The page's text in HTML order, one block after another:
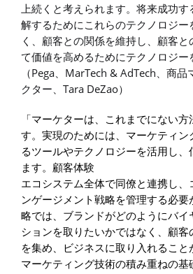
上続くと考えられます。将来成功
解するためにこれらのテクノロジー
く、顧客との関係を維持し、顧客
て価値を高めるためにテクノロジー
（Pega MarTech & AdTech 、商
クター、 Tara DeZao）
「マーケターは、これまでにない方
す。実現のためには、マーケティン
るツールやテクノロジーを活用し、
ます。顧客体験
エコシステム全体で同僚と連携し、
ンゲージメント戦略を管理する必
略では、ブランドがどのようにバイ
ションを取りたいかではなく、顧客
を集め、ビジネスに取り入れること
マーケティング技術の積み重ねの基